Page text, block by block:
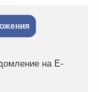
на E-